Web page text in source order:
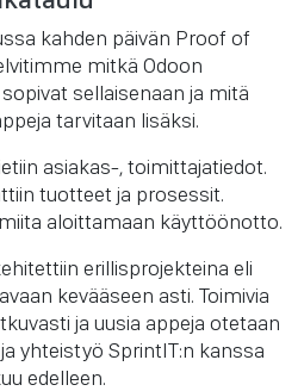
kahden päivän Proof of
mitkä Odoon
sellaisenaan ja mitä
tarvitaan lisäksi.
asiakas-, toimittajatiedot.
tuotteet ja prosessit.
aloittamaan käyttöönotto.
erillisprojekteina eli
kevääseen asti. Toimivia
ja uusia appeja otetaan
yhteistyö SprintIT:n kanssa
edelleen.